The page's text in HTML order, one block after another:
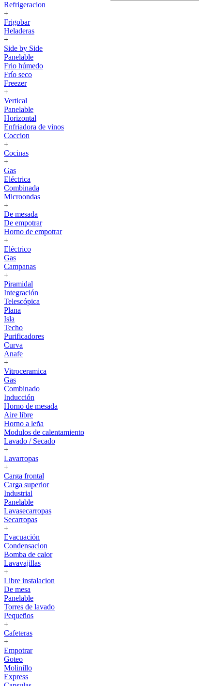
Refrigeracion
+
Frigobar
Heladeras
+
Side by Side
Panelable
Frio húmedo
Frío seco
Freezer
+
Vertical
Panelable
Horizontal
Enfriadora de vinos
Coccion
+
Cocinas
+
Gas
Eléctrica
Combinada
Microondas
+
De mesada
De empotrar
Horno de empotrar
+
Eléctrico
Gas
Campanas
+
Piramidal
Integración
Telescópica
Plana
Isla
Techo
Purificadores
Curva
Anafe
+
Vitroceramica
Gas
Combinado
Inducción
Horno de mesada
Aire libre
Horno a leña
Modulos de calentamiento
Lavado / Secado
+
Lavarropas
+
Carga frontal
Carga superior
Industrial
Panelable
Lavasecarropas
Secarropas
+
Evacuación
Condensacion
Bomba de calor
Lavavajillas
+
Libre instalacion
De mesa
Panelable
Torres de lavado
Pequeños
+
Cafeteras
+
Empotrar
Goteo
Molinillo
Express